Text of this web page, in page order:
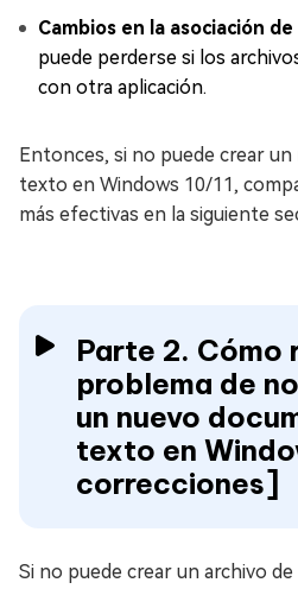
Cambios en la asociación
puede perderse si los
con otra aplicación.
Entonces, si no puede crear
texto en Windows 10/11,
más efectivas en la siguiente
Parte 2. Cómo
problema de
un nuevo
texto en
correcciones]
Si no puede crear un archivo